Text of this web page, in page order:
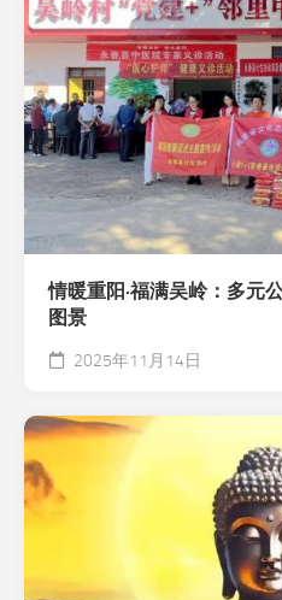
情暖重阳·福满吴岭：多元
图景
2025年11月14日